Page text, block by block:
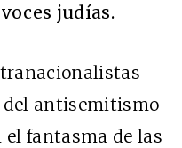
judías.
del antisemitismo
fantasma de las